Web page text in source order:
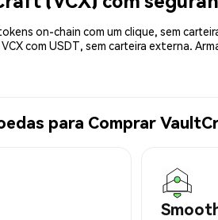
on-chain com um clique, sem
com USDT, sem carteira externa.
para Comprar